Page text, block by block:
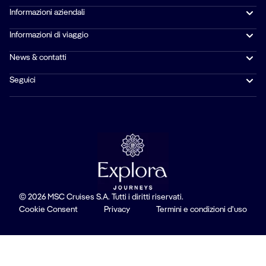
Informazioni aziendali
Informazioni di viaggio
News & contatti
Seguici
© 2026 MSC Cruises S.A. Tutti i diritti riservati.
Cookie Consent
Privacy Termini e condizioni d'uso